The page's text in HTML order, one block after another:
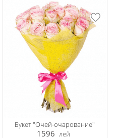
Букет "Очей-очарование"
1596 лей